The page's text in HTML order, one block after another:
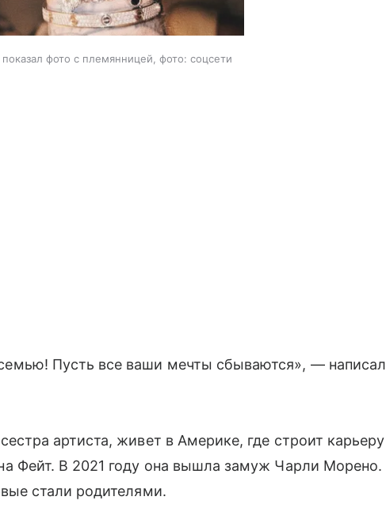
фото с племянницей, фото: соцсети
Пусть все ваши мечты сбываются», — написал
артиста, живет в Америке, где строит карьеру
Фейт. В 2021 году она вышла замуж Чарли Морено.
стали родителями.